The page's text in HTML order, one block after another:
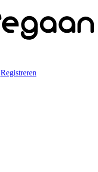
Registreren